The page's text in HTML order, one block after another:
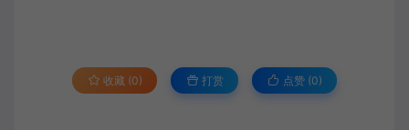
收藏 (0) 打赏 点赞 (0)